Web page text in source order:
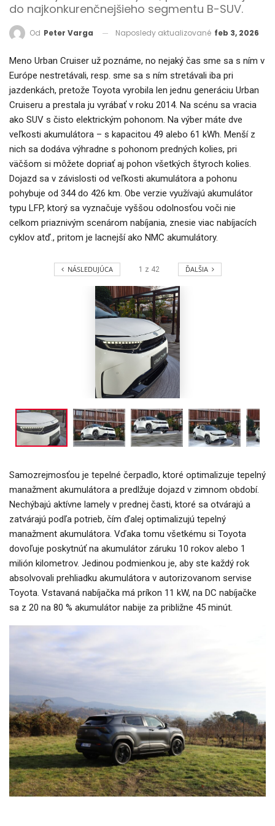
do najkonkurenčnejšieho segmentu B-SUV.
Od Peter Varga Naposledy aktualizované feb 3, 2026
Meno Urban Cruiser už poznáme, no nejaký čas sme sa s ním v
Európe nestretávali, resp. sme sa s ním stretávali iba pri
jazdenkách, pretože Toyota vyrobila len jednu generáciu Urban
Cruiseru a prestala ju vyrábať v roku 2014. Na scénu sa vracia
ako SUV s čisto elektrickým pohonom. Na výber máte dve
veľkosti akumulátora – s kapacitou 49 alebo 61 kWh. Menší z
nich sa dodáva výhradne s pohonom predných kolies, pri
väčšom si môžete dopriať aj pohon všetkých štyroch kolies.
Dojazd sa v závislosti od veľkosti akumulátora a pohonu
pohybuje od 344 do 426 km. Obe verzie využívajú akumulátor
typu LFP, ktorý sa vyznačuje vyššou odolnosťou voči nie
celkom priaznivým scenárom nabíjania, znesie viac nabíjacích
cyklov atď., pritom je lacnejší ako NMC akumulátory.
NÁSLEDUJÚCA 1 z 42 ĎALŠIA
Samozrejmosťou je tepelné čerpadlo, ktoré optimalizuje tepelný
manažment akumulátora a predlžuje dojazd v zimnom období.
Nechýbajú aktívne lamely v prednej časti, ktoré sa otvárajú a
zatvárajú podľa potrieb, čím ďalej optimalizujú tepelný
manažment akumulátora. Vďaka tomu všetkému si Toyota
dovoľuje poskytnúť na akumulátor záruku 10 rokov alebo 1
milión kilometrov. Jedinou podmienkou je, aby ste každý rok
absolvovali prehliadku akumulátora v autorizovanom servise
Toyota. Vstavaná nabíjačka má príkon 11 kW, na DC nabíjačke
sa z 20 na 80 % akumulátor nabije za približne 45 minút.